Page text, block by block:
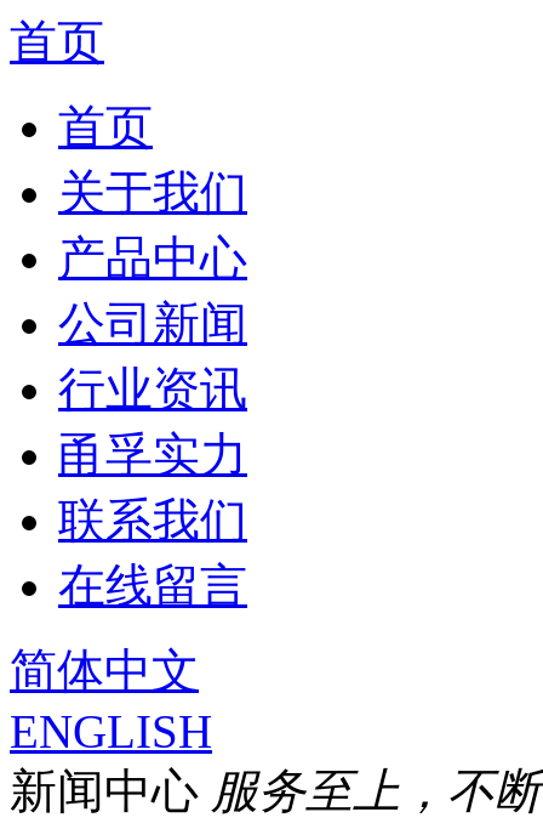
首页
首页
关于我们
产品中心
公司新闻
行业资讯
甬孚实力
联系我们
在线留言
简体中文
ENGLISH
新闻中心 服务至上，不